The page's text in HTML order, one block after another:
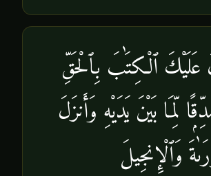
عَلَيْكَ ٱلْكِتَٰبَ بِٱلْحَقِّ
لِّمَا بَيْنَ يَدَيْهِ وَأَنزَلَ
وَٱلْإِنجِيلَ